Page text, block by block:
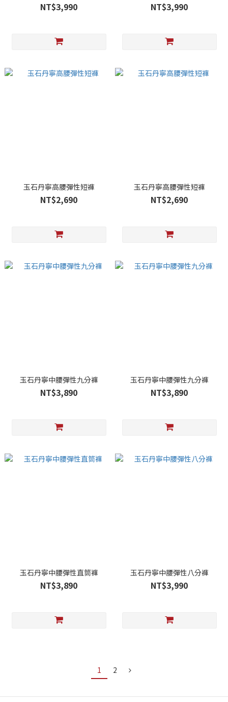
NT$3,990 NT$3,990
玉石丹寧高腰彈性短褲
NT$2,690
玉石丹寧高腰彈性短褲
NT$2,690
玉石丹寧中腰彈性九分褲
NT$3,890
玉石丹寧中腰彈性九分褲
NT$3,890
玉石丹寧中腰彈性直筒褲
NT$3,890
玉石丹寧中腰彈性八分褲
NT$3,990
1 2